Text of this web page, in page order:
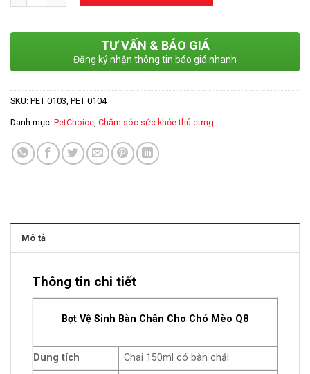
TƯ VẤN & BÁO GIÁ
Đăng ký nhận thông tin báo giá nhanh
SKU: PET 0103, PET 0104
Danh mục: PetChoice, Chăm sóc sức khỏe thú cưng
Mô tả
Thông tin chi tiết
Bọt Vệ Sinh Bàn Chân Cho Chó Mèo Q8
Dung tích
Chai 150ml có bàn chải